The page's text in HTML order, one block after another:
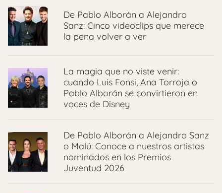
De Pablo Alborán a Alejandro
Sanz: Cinco videoclips que merece
la pena volver a ver
La magia que no viste venir:
cuando Luis Fonsi, Ana Torroja o
Pablo Alborán se convirtieron en
voces de Disney
De Pablo Alborán a Alejandro Sanz
o Malú: Conoce a nuestros artistas
nominados en los Premios
Juventud 2026